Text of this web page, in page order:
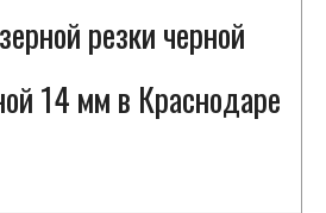
резки черной
14 мм в Краснодаре